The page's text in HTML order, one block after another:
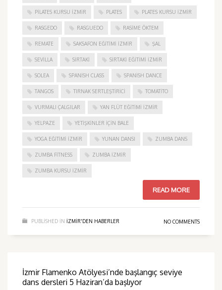
PILATES KURSU İZMIR PLATES PLATES KURSU İZMIR
RASGEDO RASGUEDO RASIME ÖKTEM
REMATE SAKSAFON EĞITIMI İZMIR ŞAL
SEVILLA SIRTAKI SIRTAKI EĞITIMI İZMIR
SOLEA SPANISH CLASS SPANISH DANCE
TANGOS TIRNAK SERTLEŞTIRICI TOMATITO
VURMALI ÇALGILAR YAN FLÜT EĞITIMI İZMIR
YELPAZE YETIŞKINLER IÇIN BALE
YOGA EĞITIMI İZMIR YUNAN DANSI ZUMBA DANS
ZUMBA FITNESS ZUMBA İZMIR
ZUMBA KURSU İZMIR
READ MORE
PUBLISHED IN IZMIR'DEN HABERLER NO COMMENTS
İzmir Flamenko Atölyesi’nde başlangıç seviye
dans dersleri 5 Haziran’da başlıyor